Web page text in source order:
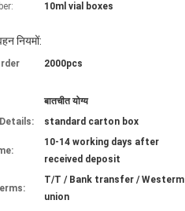
10ml vial boxes
नियमों:
2000pcs
बातचीत योग्य
standard carton box
10-14 working days after
received deposit
T/T / Bank transfer / Westerm
union